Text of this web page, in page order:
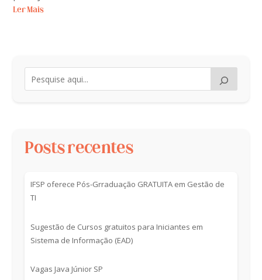
Ler Mais
Posts recentes
IFSP oferece Pós-Grraduação GRATUITA em Gestão de
TI
Sugestão de Cursos gratuitos para Iniciantes em
Sistema de Informação (EAD)
Vagas Java Júnior SP